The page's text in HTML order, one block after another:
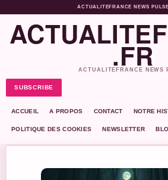
ACTUALITEFRANCE NEWS PULSE
.FR
ACTUALITEFRANCE NEWS
SUBSCRIBE
ACCUEIL A PROPOS CONTACT NOTRE
POLITIQUE DES COOKIES NEWSLETTER